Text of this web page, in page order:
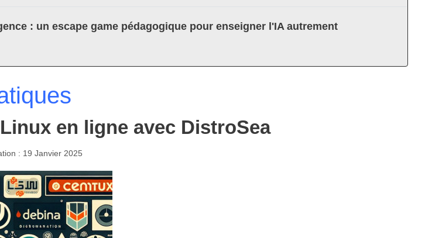
: un escape game pédagogique pour enseigner l'IA autrement
en ligne avec DistroSea
: 19 Janvier 2025